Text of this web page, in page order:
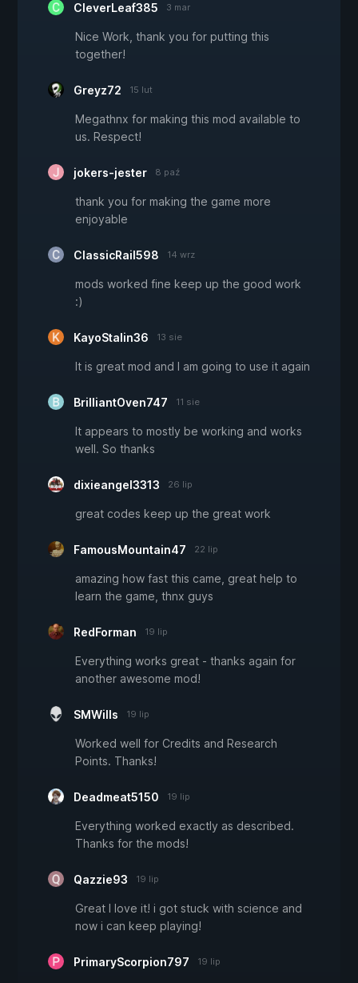
CleverLeaf385 3 mar
Nice Work, thank you for putting this
together!
Greyz72 15 lut
Megathnx for making this mod available to
us. Respect!
jokers-jester 8 paź
thank you for making the game more
enjoyable
ClassicRail598 14 wrz
mods worked fine keep up the good work
:)
KayoStalin36 13 sie
It is great mod and I am going to use it again
BrilliantOven747 11 sie
It appears to mostly be working and works
well. So thanks
dixieangel3313 26 lip
great codes keep up the great work
FamousMountain47 22 lip
amazing how fast this came, great help to
learn the game, thnx guys
RedForman 19 lip
Everything works great - thanks again for
another awesome mod!
SMWills 19 lip
Worked well for Credits and Research
Points. Thanks!
Deadmeat5150 19 lip
Everything worked exactly as described.
Thanks for the mods!
Qazzie93 19 lip
Great I love it! i got stuck with science and
now i can keep playing!
PrimaryScorpion797 19 lip